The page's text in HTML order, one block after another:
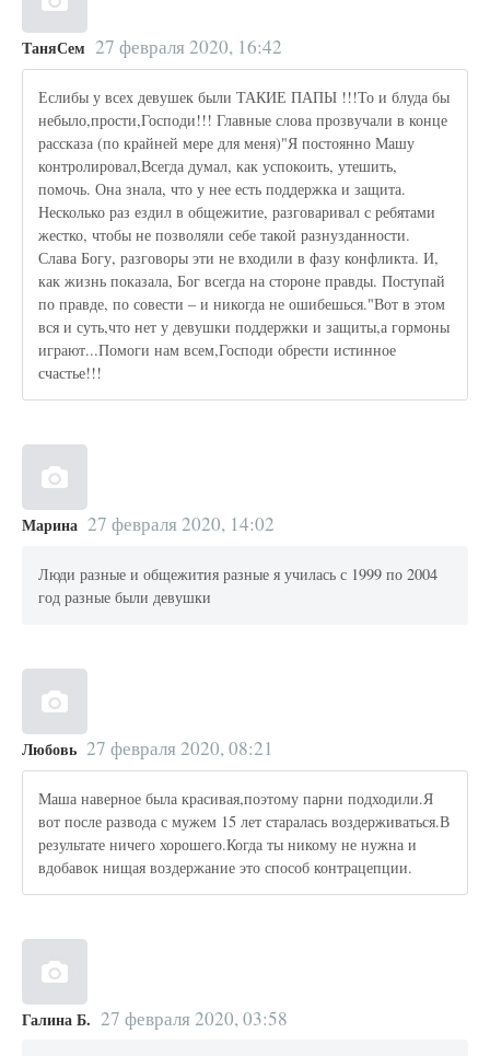
ТаняСем 27 февраля 2020, 16:42
Еслибы у всех девушек были ТАКИЕ ПАПЫ !!!То и блуда бы
небыло,прости,Господи!!! Главные слова прозвучали в конце
рассказа (по крайней мере для меня)"Я постоянно Машу
контролировал,Всегда думал, как успокоить, утешить,
помочь. Она знала, что у нее есть поддержка и защита.
Несколько раз ездил в общежитие, разговаривал с ребятами
жестко, чтобы не позволяли себе такой разнузданности.
Слава Богу, разговоры эти не входили в фазу конфликта. И,
как жизнь показала, Бог всегда на стороне правды. Поступай
по правде, по совести – и никогда не ошибешься."Вот в этом
вся и суть,что нет у девушки поддержки и защиты,а гормоны
играют...Помоги нам всем,Господи обрести истинное
счастье!!!
Марина 27 февраля 2020, 14:02
Люди разные и общежития разные я училась с 1999 по 2004
год разные были девушки
Любовь 27 февраля 2020, 08:21
Маша наверное была красивая,поэтому парни подходили.Я
вот после развода с мужем 15 лет старалась воздерживаться.В
результате ничего хорошего.Когда ты никому не нужна и
вдобавок нищая воздержание это способ контрацепции.
Галина Б. 27 февраля 2020, 03:58